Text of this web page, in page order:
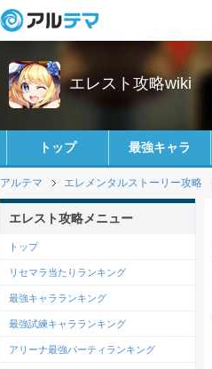
エレスト攻略wiki
トップ 最強キャラ
アルテマ エレメンタルストーリー攻略
エレスト攻略メニュー
トップ
リセマラ当たりランキング
最強キャラランキング
最強試練キャラランキング
アリーナ最強パーティランキング